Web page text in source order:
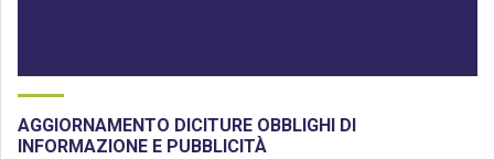
AGGIORNAMENTO DICITURE OBBLIGHI DI
INFORMAZIONE E PUBBLICITÀ